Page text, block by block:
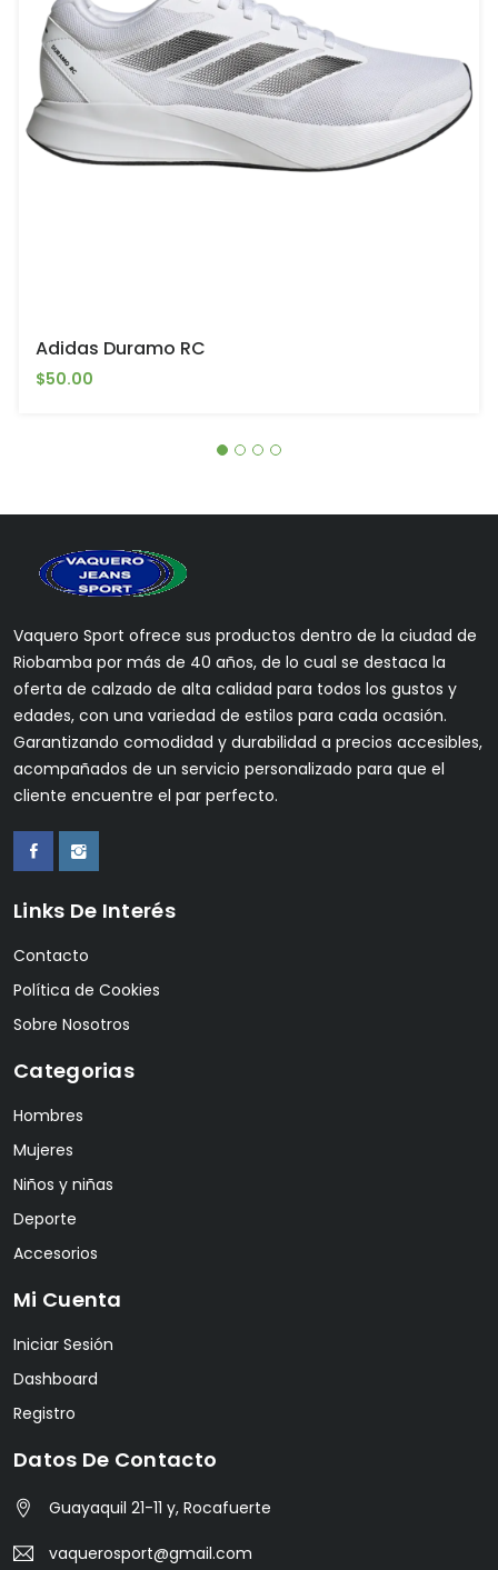
Adidas Duramo RC
$50.00
Vaquero Sport ofrece sus productos dentro de la ciudad de
Riobamba por más de 40 años, de lo cual se destaca la
oferta de calzado de alta calidad para todos los gustos y
edades, con una variedad de estilos para cada ocasión.
Garantizando comodidad y durabilidad a precios accesibles,
acompañados de un servicio personalizado para que el
cliente encuentre el par perfecto.
Links De Interés
Contacto
Política de Cookies
Sobre Nosotros
Categorias
Hombres
Mujeres
Niños y niñas
Deporte
Accesorios
Mi Cuenta
Iniciar Sesión
Dashboard
Registro
Datos De Contacto
Guayaquil 21-11 y, Rocafuerte
vaquerosport@gmail.com